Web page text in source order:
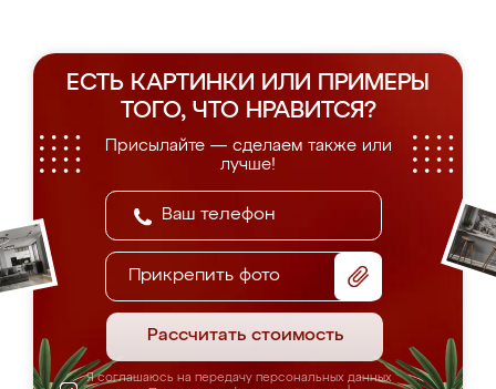
ЕСТЬ КАРТИНКИ ИЛИ ПРИМЕРЫ
ТОГО, ЧТО НРАВИТСЯ?
Присылайте — сделаем также или
лучше!
Прикрепить фото
Рассчитать стоимость
Я соглашаюсь на передачу персональных данных